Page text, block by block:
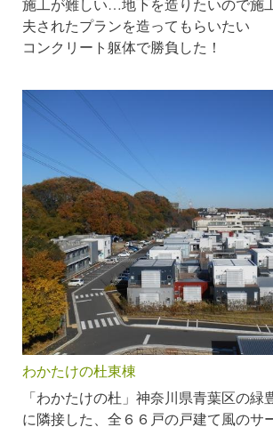
施工が難しい…地下を造りたいので施
夫されたプランを造ってもらいたい
コンクリート躯体で勝負した！
わかたけの杜東棟
「わかたけの杜」神奈川県青葉区の緑
に隣接した、全６６戸の戸建て風のサ